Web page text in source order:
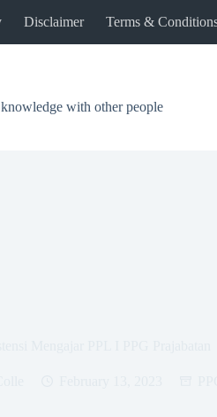
Disclaimer Terms &
with other people